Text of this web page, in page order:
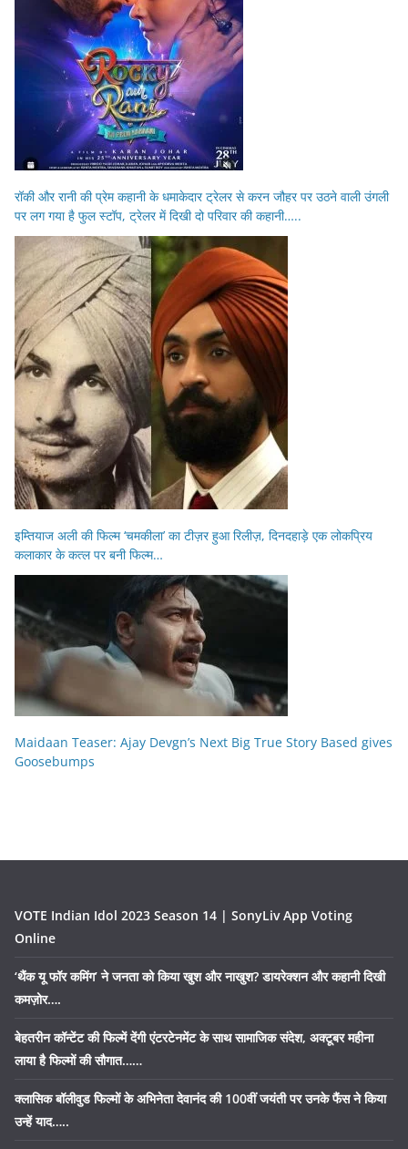
रॉकी और रानी की प्रेम कहानी के धमाकेदार ट्रेलर से करन जौहर पर उठने वाली उंगली
पर लग गया है फुल स्टॉप, ट्रेलर में दिखी दो परिवार की कहानी…..
इम्तियाज अली की फिल्म ‘चमकीला’ का टीज़र हुआ रिलीज़, दिनदहाड़े एक लोकप्रिय
कलाकार के कत्ल पर बनी फिल्म…
Maidaan Teaser: Ajay Devgn’s Next Big True Story Based gives
Goosebumps
VOTE Indian Idol 2023 Season 14 | SonyLiv App Voting
Online
‘थैंक यू फॉर कमिंग’ ने जनता को किया खुश और नाखुश? डायरेक्शन और कहानी दिखी
कमज़ोर….
बेहतरीन कॉन्टेंट की फिल्में देंगी एंटरटेनमेंट के साथ सामाजिक संदेश, अक्टूबर महीना
लाया है फिल्मों की सौगात……
क्लासिक बॉलीवुड फिल्मों के अभिनेता देवानंद की 100वीं जयंती पर उनके फैंस ने किया
उन्हें याद…..